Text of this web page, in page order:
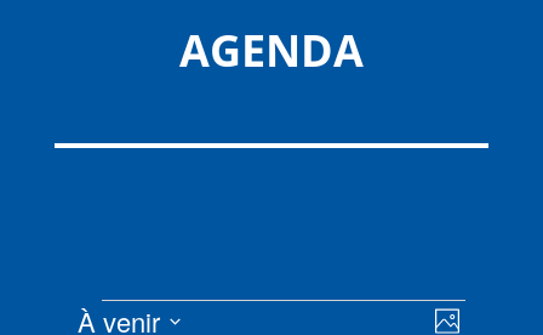
AGENDA
Évènements
À venir